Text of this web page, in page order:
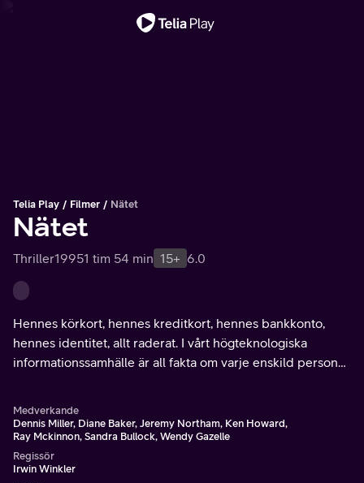
Telia Play Filmer Nätet
Nätet
Thriller19951 tim 54 min 15+ 6.0
Hennes körkort, hennes kreditkort, hennes bankkonto,
hennes identitet, allt raderat. I vårt högteknologiska
informationssamhälle är all fakta om varje enskild person
Medverkande
Dennis Miller, Diane Baker, Jeremy Northam, Ken Howard,
Ray Mckinnon, Sandra Bullock, Wendy Gazelle
Regissör
Irwin Winkler